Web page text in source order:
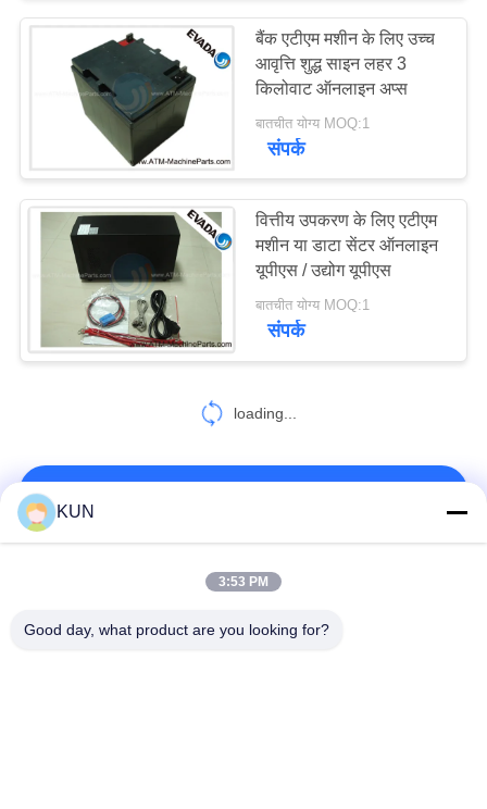
बैंक एटीएम मशीन के लिए उच्च
आवृत्ति शुद्ध साइन लहर 3
किलोवाट ऑनलाइन अप्स
बातचीत योग्य MOQ:1
संपर्क
वित्तीय उपकरण के लिए एटीएम
मशीन या डाटा सेंटर ऑनलाइन
यूपीएस / उद्योग यूपीएस
बातचीत योग्य MOQ:1
संपर्क
loading...
लोकप्रिय श्रेणियां
KUN
3:53 PM
Good day, what product are you looking for?